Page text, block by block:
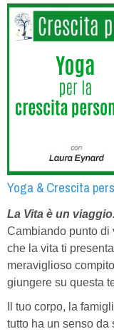
Yoga & Crescita
La Vita è un viaggio.
Cambiando punto di
che la vita ti
meraviglioso
giungere su questa
Il tuo corpo, la
tutto ha un senso da